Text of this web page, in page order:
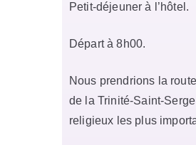
Petit-déjeuner à l’hôtel.
Départ à 8h00.
Nous prendrions la
de la Trinité-Saint-
religieux les plus